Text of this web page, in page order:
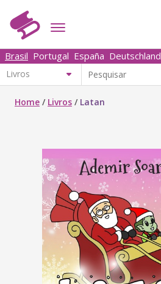
Brasil Portugal España Deutschland
Home / Livros / Latan